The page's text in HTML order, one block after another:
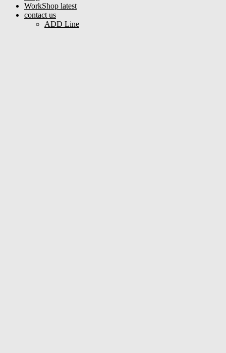
WorkShop latest
contact us
ADD Line